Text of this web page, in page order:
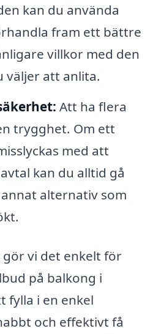
kan du använda
fram ett bättre
villkor med den
väljer att anlita.
Att ha flera
trygghet. Om ett
med att
kan du alltid gå
alternativ som
gör vi det enkelt för
på balkong i
fylla i en enkel
och effektivt få